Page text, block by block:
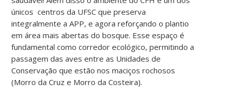
únicos centros da UFSC que preserva
integralmente a APP, e agora reforçando o plantio
em área mais abertas do bosque. Esse espaço é
fundamental como corredor ecológico, permitindo a
passagem das aves entre as Unidades de
Conservação que estão nos maciços rochosos
(Morro da Cruz e Morro da Costeira).